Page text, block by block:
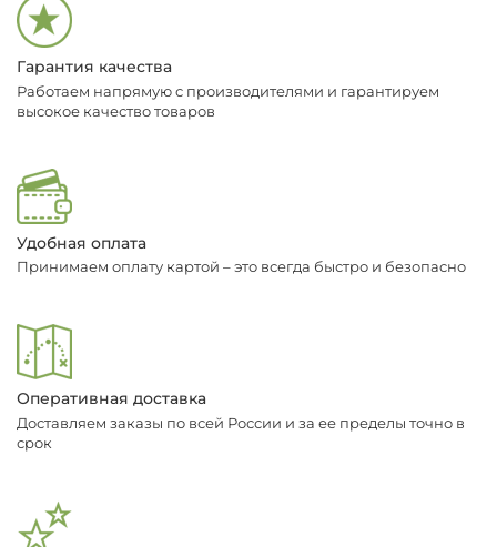
Гарантия качества
Работаем напрямую с производителями и гарантируем
высокое качество товаров
Удобная оплата
Принимаем оплату картой – это всегда быстро и безопасно
Оперативная доставка
Доставляем заказы по всей России и за ее пределы точно в
срок